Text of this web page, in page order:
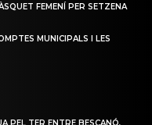
FEMENÍ PER SETZENA
MUNICIPALS I LES
PEL TER ENTRE BESCANÓ,